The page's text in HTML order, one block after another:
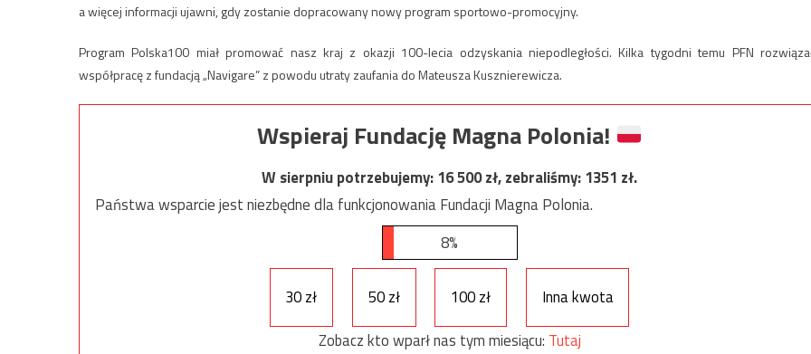
a więcej informacji ujawni, gdy zostanie dopracowany nowy program sportowo-promocyjny.
Program Polska100 miał promować nasz kraj z okazji 100-lecia odzyskania niepodległości. Kilka tygodni temu PFN
współpracę z fundacją „Navigare” z powodu utraty zaufania do Mateusza Kusznierewicza.
Wspieraj Fundację Magna Polonia!
W sierpniu potrzebujemy:16 500zł, zebraliśmy:1351 zł.
Państwa wsparcie jest niezbędne dla funkcjonowania Fundacji Magna Polonia.
8%
30 zł 50 zł 100 zł
Inna kwota
Zobacz kto wparł nas tym miesiącu: Tutaj